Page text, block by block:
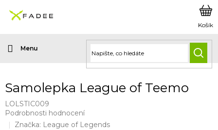
obsah
Samolepka League of Teemo
LOLSTIC009
Průměrné
hodnocení
Podrobnosti hodnocení
Značka: League of Legends